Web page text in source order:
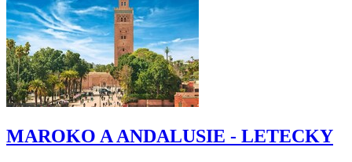
MAROKO A ANDALUSIE - LETECKY